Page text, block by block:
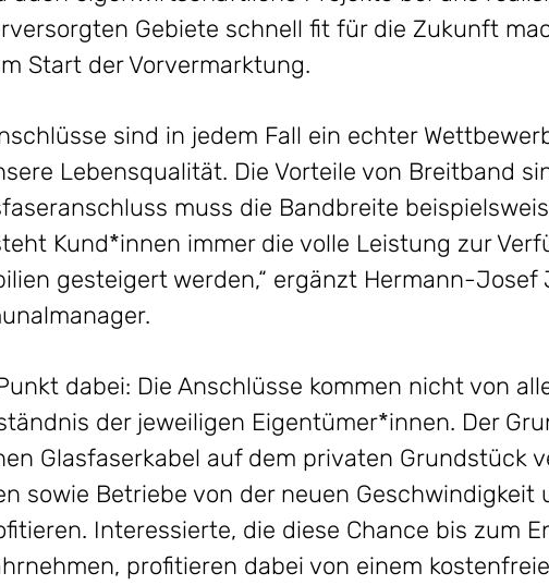
Gebiete schnell fit für die Zukunft
Start der Vorvermarktung.
sind in jedem Fall ein echter
Lebensqualität. Die Vorteile von Breitband
muss die Bandbreite
Kund*innen immer die volle Leistung zur
gesteigert werden,“ ergänzt Hermann-Josef
dabei: Die Anschlüsse kommen nicht von
der jeweiligen Eigentümer*innen. Der
Glasfaserkabel auf dem privaten Grundstück
sowie Betriebe von der neuen Geschwindigkeit
Interessierte, die diese Chance bis zum
profitieren dabei von einem